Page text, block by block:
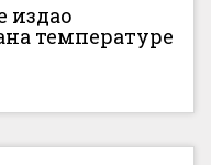
издао
температуре